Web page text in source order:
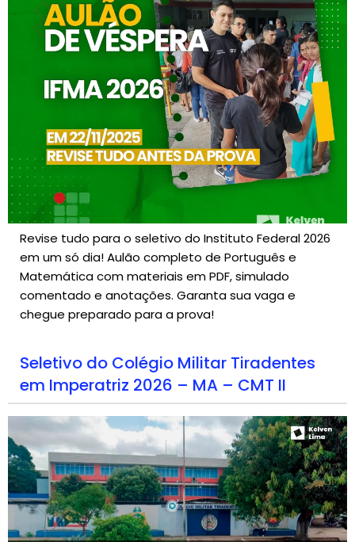
Revise tudo para o seletivo do Instituto Federal 2026
em um só dia! Aulão completo de Português e
Matemática com materiais em PDF, simulado
comentado e anotações. Garanta sua vaga e
chegue preparado para a prova!
Seletivo do Colégio Militar Tiradentes
em Imperatriz 2026 – MA – CMT II